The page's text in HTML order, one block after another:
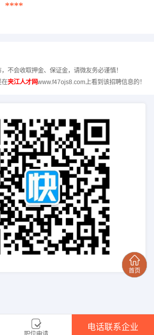
****
不会收取押金、保证金，请微友务必谨慎！
在夹江人才网www.f47ojs8.com上看到该招聘信息的！
电话联系企业